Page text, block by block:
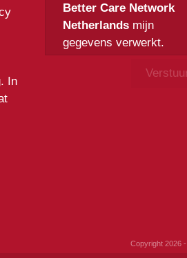
In
Better Care Network
Netherlandsmijn
gegevens verwerkt.
Copyright 2026